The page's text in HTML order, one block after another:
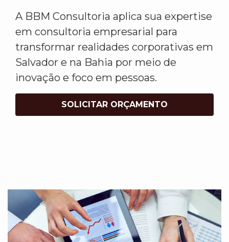
A BBM Consultoria aplica sua expertise
em consultoria empresarial para
transformar realidades corporativas em
Salvador e na Bahia por meio de
inovação e foco em pessoas.
SOLICITAR ORÇAMENTO